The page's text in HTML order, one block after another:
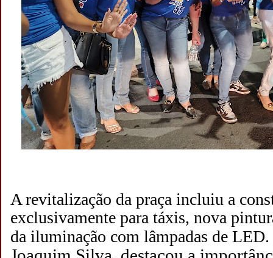
A revitalização da praça incluiu a
exclusivamente para táxis, nova
da iluminação com lâmpadas de LED.